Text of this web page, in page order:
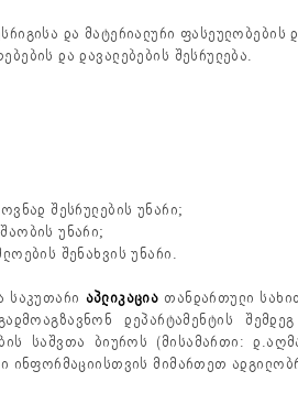
და მატერიალური ფასეულობების
და დავალებების შესრულება.
შესრულების უნარი;
უნარი;
შენახვის უნარი.
საკუთარი აპლიკაციათანდართული
დეპარტამენტის
საშვთა ბიუროს (მისამართი:
ინფორმაციისთვის მიმართეთ